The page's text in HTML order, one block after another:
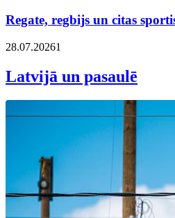
Regate, regbijs un citas
28.07.20261
Latvijā un pasaulē